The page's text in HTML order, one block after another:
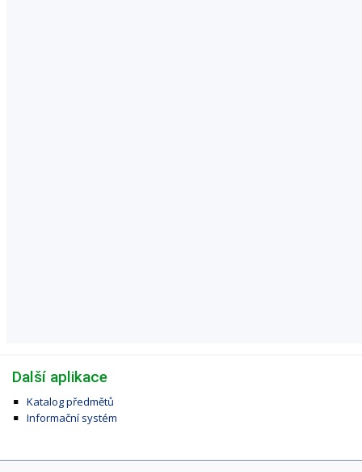
Další aplikace
Katalog předmětů
Informační systém